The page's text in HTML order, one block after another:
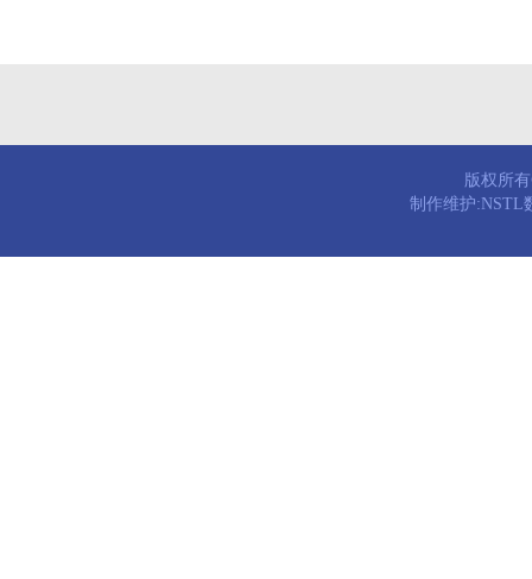
版权所
制作维护:NSTL